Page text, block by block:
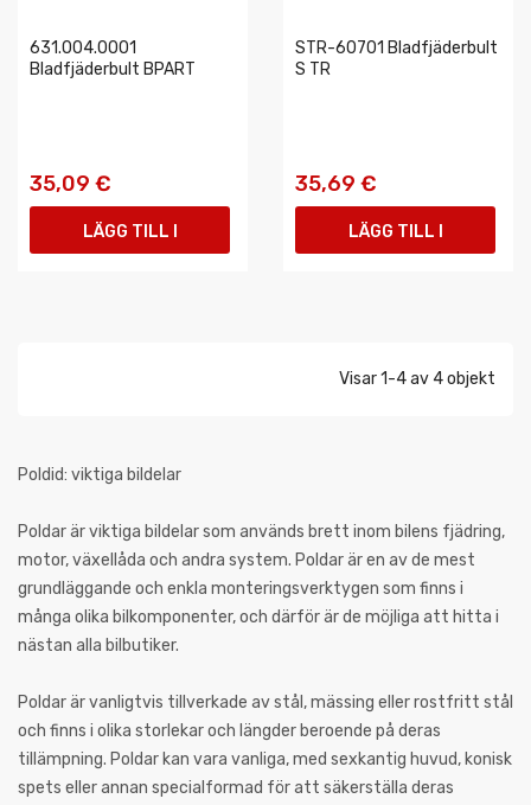
631.004.0001
Bladfjäderbult BPART
35,09 €
LÄGG TILL I
STR-60701 Bladfjäderbult
S TR
35,69 €
LÄGG TILL I
Visar 1-4 av 4 objekt
Poldid: viktiga bildelar
Poldar är viktiga bildelar som används brett inom bilens fjädring,
motor, växellåda och andra system. Poldar är en av de mest
grundläggande och enkla monteringsverktygen som finns i
många olika bilkomponenter, och därför är de möjliga att hitta i
nästan alla bilbutiker.
Poldar är vanligtvis tillverkade av stål, mässing eller rostfritt stål
och finns i olika storlekar och längder beroende på deras
tillämpning. Poldar kan vara vanliga, med sexkantig huvud, konisk
spets eller annan specialformad för att säkerställa deras